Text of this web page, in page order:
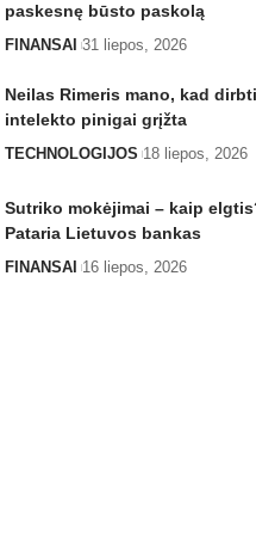
paskesnę būsto paskolą
FINANSAI 31 liepos, 2026
Neilas Rimeris mano, kad
intelekto pinigai grįžta
TECHNOLOGIJOS 18 liepos, 2026
Sutriko mokėjimai – kaip
Pataria Lietuvos bankas
FINANSAI 16 liepos, 2026